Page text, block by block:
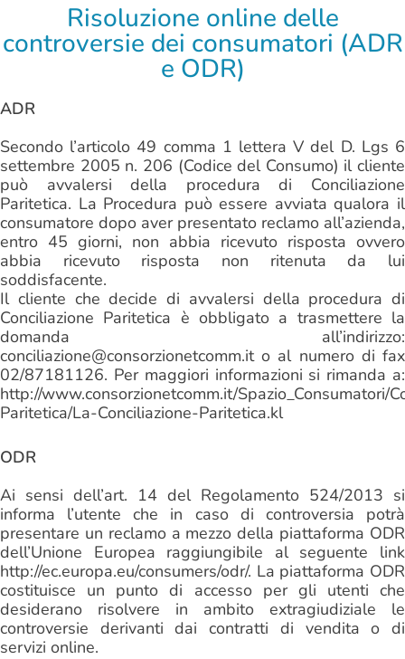
Risoluzione online delle
controversie dei consumatori (ADR
e ODR)
ADR
Secondo l’articolo 49 comma 1 lettera V del D. Lgs 6
settembre 2005 n. 206 (Codice del Consumo) il cliente
può avvalersi della procedura di Conciliazione
Paritetica. La Procedura può essere avviata qualora il
consumatore dopo aver presentato reclamo all’azienda,
entro 45 giorni, non abbia ricevuto risposta ovvero
abbia ricevuto risposta non ritenuta da lui
soddisfacente.
Il cliente che decide di avvalersi della procedura di
Conciliazione Paritetica è obbligato a trasmettere la
domanda all’indirizzo:
conciliazione@consorzionetcomm.it o al numero di fax
02/87181126. Per maggiori informazioni si rimanda a:
http://www.consorzionetcomm.it/Spazio_Consumatori/
Paritetica/La-Conciliazione-Paritetica.kl
ODR
Ai sensi dell’art. 14 del Regolamento 524/2013 si
informa l’utente che in caso di controversia potrà
presentare un reclamo a mezzo della piattaforma ODR
dell’Unione Europea raggiungibile al seguente link
http://ec.europa.eu/consumers/odr/. La piattaforma ODR
costituisce un punto di accesso per gli utenti che
desiderano risolvere in ambito extragiudiziale le
controversie derivanti dai contratti di vendita o di
servizi online.